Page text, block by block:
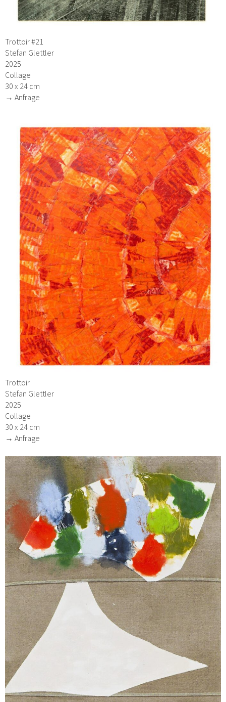
Trottoir #21
Stefan Glettler
2025
Collage
30 x 24 cm
→ Anfrage
Trottoir
Stefan Glettler
2025
Collage
30 x 24 cm
→ Anfrage